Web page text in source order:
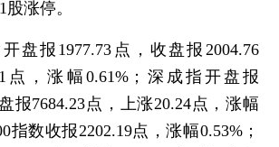
涨停。
报1977.73点，收盘报2004.76
点，涨幅0.61%；深成指开盘报
报7684.23点，上涨20.24点，涨幅
指数收报2202.19点，涨幅0.53%；